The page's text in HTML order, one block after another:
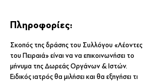
Πληροφορίες:
Σκοπός της δράσης του Συλλόγου «Λέοντες
του Πειραιά» είναι να να επικοινωνήσει το
μήνυμα της Δωρεάς Οργάνων & Ιστών.
Ειδικός ιατρός θα μιλήσει και θα εξηγήσει τι